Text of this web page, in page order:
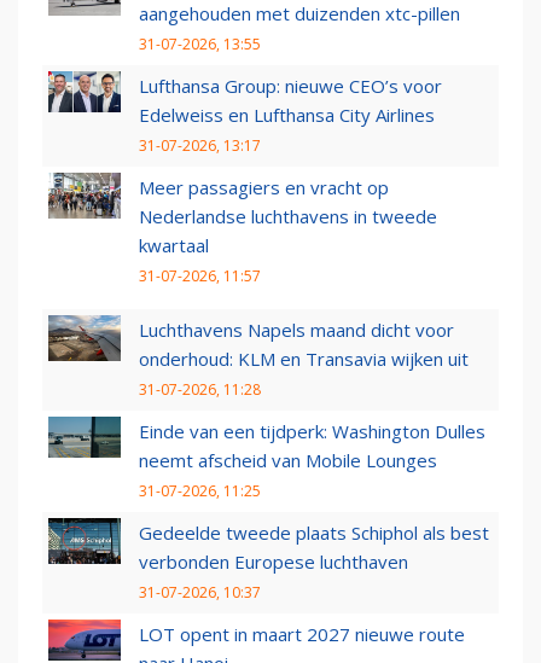
aangehouden met duizenden xtc-pillen
31-07-2026, 13:55
Lufthansa Group: nieuwe CEO’s voor
Edelweiss en Lufthansa City Airlines
31-07-2026, 13:17
Meer passagiers en vracht op
Nederlandse luchthavens in tweede
kwartaal
31-07-2026, 11:57
Luchthavens Napels maand dicht voor
onderhoud: KLM en Transavia wijken uit
31-07-2026, 11:28
Einde van een tijdperk: Washington Dulles
neemt afscheid van Mobile Lounges
31-07-2026, 11:25
Gedeelde tweede plaats Schiphol als best
verbonden Europese luchthaven
31-07-2026, 10:37
LOT opent in maart 2027 nieuwe route